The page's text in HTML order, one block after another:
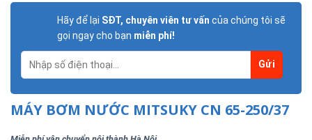
Hãy để lại SĐT, chuyên viên tư vấn của chúng tôi sẽ
gọi ngay cho bạn miễn phí!
MÁY BƠM NƯỚC MITSUKY CN 65-250/37